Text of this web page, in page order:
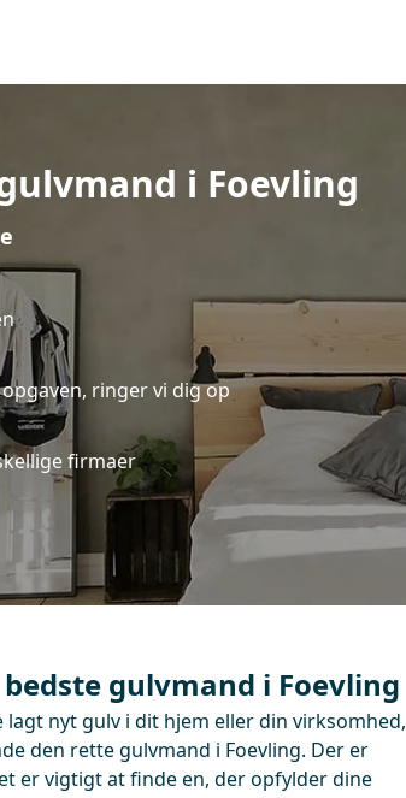
i Foevling
ringer vi dig op
firmaer
gulvmand i Foevling
nyt gulv i dit hjem eller din virksomhed,
den rette gulvmand i Foevling. Der er
er vigtigt at finde en, der opfylder dine